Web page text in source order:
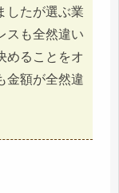
したが選ぶ業
スも全然違い
めることをオ
金額が全然違